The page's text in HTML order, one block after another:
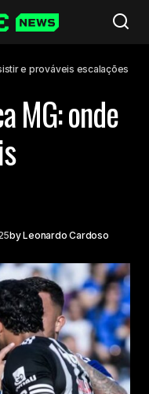
e prováveis escalações
MG: onde
byLeonardo Cardoso